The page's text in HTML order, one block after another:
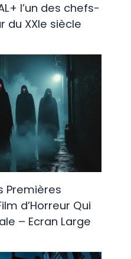
l’un des chefs-
du XXIe siècle
Premières
d’Horreur Qui
– Ecran Large